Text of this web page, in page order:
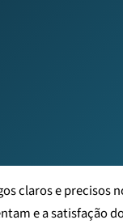
claros e precisos
e a satisfação